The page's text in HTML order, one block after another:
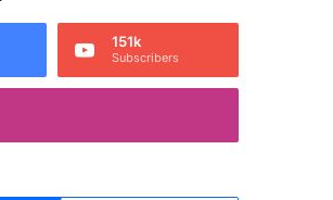
151k
Subscribers